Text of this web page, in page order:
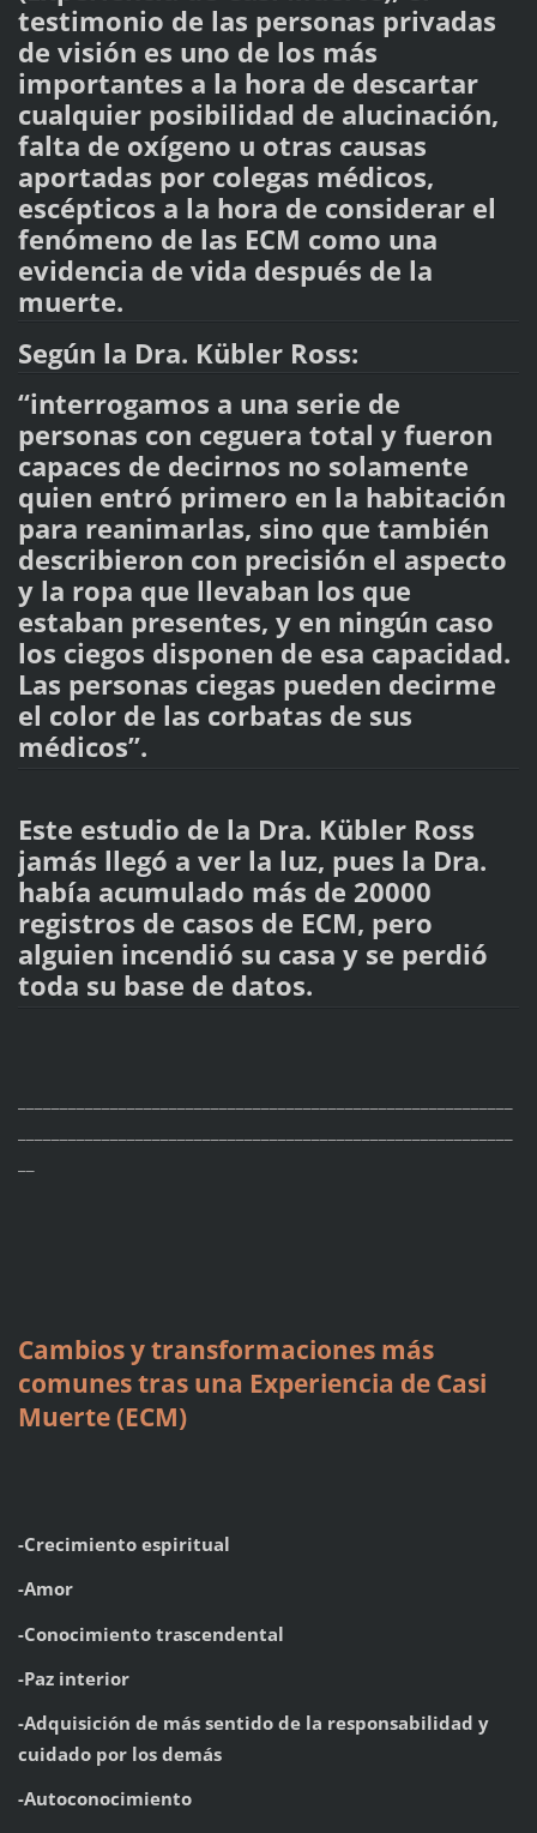
testimonio de las personas privadas
de visión es uno de los más
importantes a la hora de descartar
cualquier posibilidad de alucinación,
falta de oxígeno u otras causas
aportadas por colegas médicos,
escépticos a la hora de considerar el
fenómeno de las ECM como una
evidencia de vida después de la
muerte.
Según la Dra. Kübler Ross:
“interrogamos a una serie de
personas con ceguera total y fueron
capaces de decirnos no solamente
quien entró primero en la habitación
para reanimarlas, sino que también
describieron con precisión el aspecto
y la ropa que llevaban los que
estaban presentes, y en ningún caso
los ciegos disponen de esa capacidad.
Las personas ciegas pueden decirme
el color de las corbatas de sus
médicos”.
Este estudio de la Dra. Kübler Ross
jamás llegó a ver la luz, pues la Dra.
había acumulado más de 20000
registros de casos de ECM, pero
alguien incendió su casa y se perdió
toda su base de datos.
Cambios y transformaciones más
comunes tras una Experiencia de Casi
Muerte (ECM)
-Crecimiento espiritual
-Amor
-Conocimiento trascendental
-Paz interior
-Adquisición de más sentido de la responsabilidad y
cuidado por los demás
-Autoconocimiento